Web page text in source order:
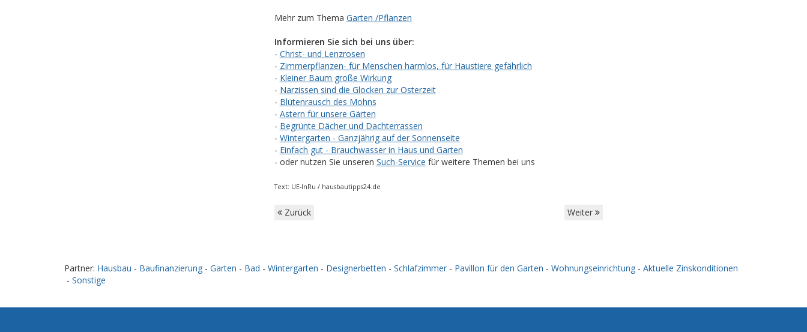
Mehr zum Thema Garten /Pflanzen
Informieren Sie sich bei uns über:
- Christ- und Lenzrosen
- Zimmerpflanzen- für Menschen harmlos, für Haustiere gefährlich
- Kleiner Baum große Wirkung
- Narzissen sind die Glocken zur Osterzeit
- Blütenrausch des Mohns
- Astern für unsere Gärten
- Begrünte Dächer und Dachterrassen
- Wintergarten - Ganzjährig auf der Sonnenseite
- Einfach gut - Brauchwasser in Haus und Garten
- oder nutzen Sie unseren Such-Service für weitere Themen bei uns
Text: UE-InRu / hausbautipps24.de
Zurück Weiter
Partner: Hausbau - Baufinanzierung - Garten - Bad - Wintergarten - Designerbetten - Schlafzimmer - Pavillon für den Garten - Wohnungseinrichtung - Aktuelle Zinskonditionen
- Sonstige